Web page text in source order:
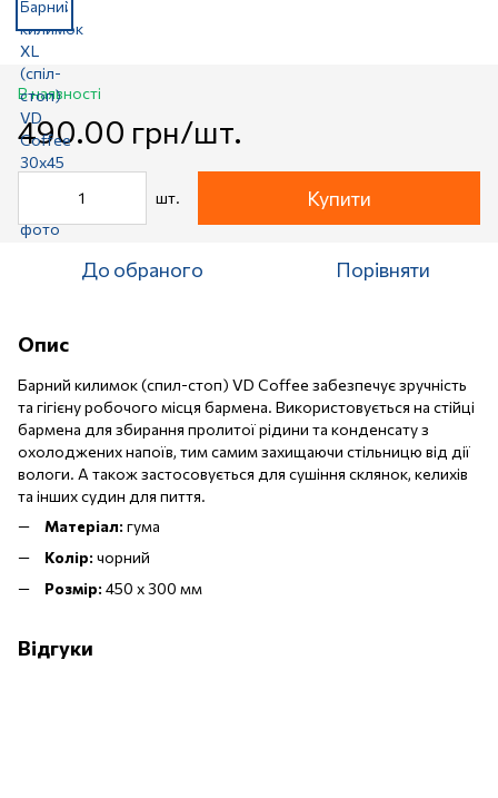
В наявності
490.00 грн/шт.
шт. Купити
До обраного Порівняти
Опис
Барний килимок (спил-стоп) VD Coffee забезпечує зручність
та гігієну робочого місця бармена. Використовується на стійці
бармена для збирання пролитої рідини та конденсату з
охолоджених напоїв, тим самим захищаючи стільницю від дії
вологи. А також застосовується для сушіння склянок, келихів
та інших судин для пиття.
Матеріал: гума
Колір: чорний
Розмір: 450 х 300 мм
Відгуки